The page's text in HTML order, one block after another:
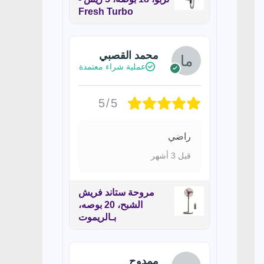
Fresh Turbo
محمد القصبي
عملية شراء معتمدة
5/5
راضي
قبل 3 أشهر
مروحة ستاند فريش
الشبح، 20 بوصه،
بـالريموت
ممدوح